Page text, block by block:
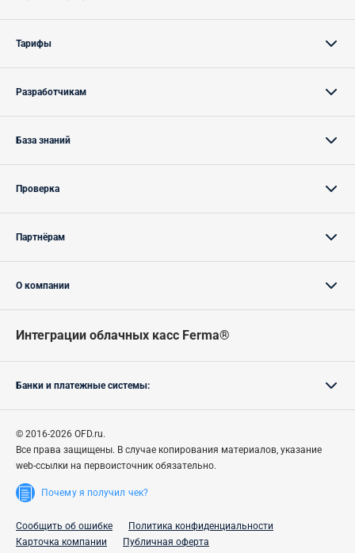
Тарифы
Разработчикам
База знаний
Проверка
Партнёрам
О компании
Интеграции облачных касс Ferma®
Банки и платежные системы:
© 2016-2026 OFD.ru.
Все права защищены. В случае копирования материалов, указание
web-ссылки на первоисточник обязательно.
Почему я получил чек?
Сообщить об ошибке
Политика конфиденциальности
Карточка компании
Публичная оферта